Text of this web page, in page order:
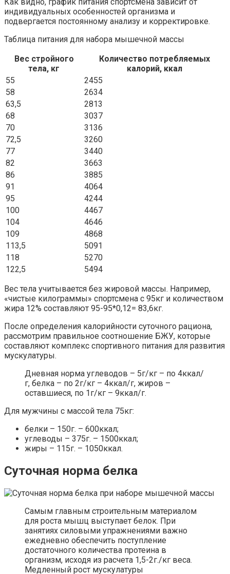
индивидуальных особенностей организма и
подвергается постоянному анализу и корректировке.
Таблица питания для набора мышечной массы
Вес стройного
тела, кг
Количество потребляемых
калорий, ккал
55
2455
58
2634
63,5
2813
68
3037
70
3136
72,5
3260
77
3440
82
3663
86
3885
91
4064
95
4244
100
4467
104
4646
109
4868
113,5
5091
118
5270
122,5
5494
Вес тела учитывается без жировой массы. Например,
«чистые килограммы» спортсмена с 95кг и количеством
жира 12% составляют 95-95*0,12= 83,6кг.
После определения калорийности суточного рациона,
рассмотрим правильное соотношение БЖУ, которые
составляют комплекс спортивного питания для развития
мускулатуры.
Дневная норма углеводов – 5г/кг – по 4ккал/
г, белка – по 2г/кг – 4ккал/г, жиров –
оставшиеся, по 1г/кг – 9ккал/г.
Для мужчины с массой тела 75кг:
белки – 150г. – 600ккал;
углеводы – 375г. – 1500ккал;
жиры – 115г. – 1050ккал.
Суточная норма белка
Самым главным строительным материалом
для роста мышц выступает белок. При
занятиях силовыми упражнениями важно
ежедневно обеспечить поступление
достаточного количества протеина в
организм, исходя из расчета 1,5-2г./кг веса.
Медленный рост мускулатуры